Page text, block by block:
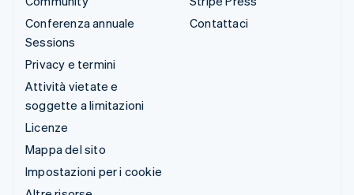
Conferenza annuale
Sessions
Privacy e termini
Attività vietate e
soggette a limitazioni
Licenze
Mappa del sito
Impostazioni per i cookie
Contattaci